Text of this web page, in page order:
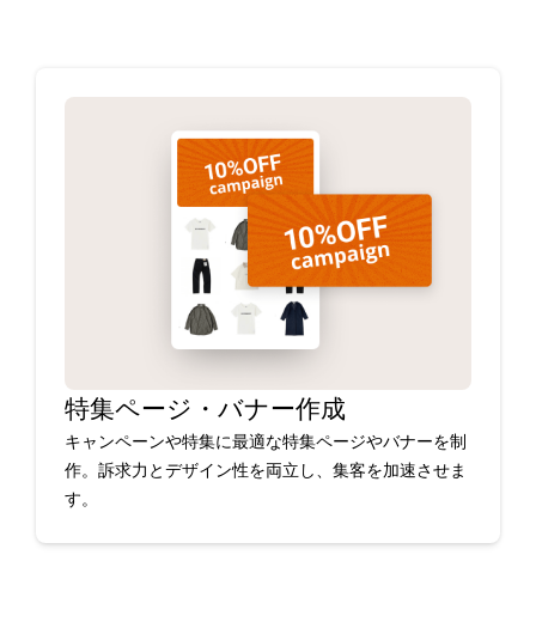
特集ページ・バナー作成
キャンペーンや特集に最適な特集ページやバナーを制
作。訴求力とデザイン性を両立し、集客を加速させま
す。